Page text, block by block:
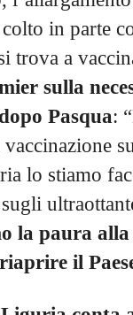
in parte
trova a
sulla
Pasqua:
vaccinazione
lo stiamo
la paura
il